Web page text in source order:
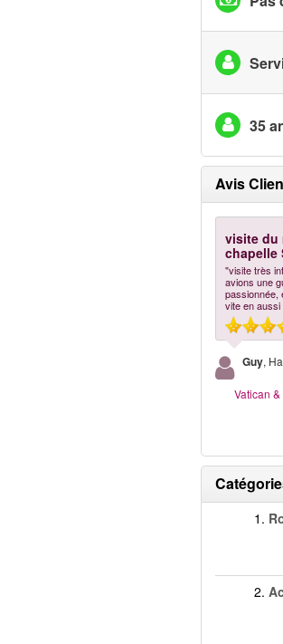
35
Avis
visite du
chapelle
"visite très
avions une
passionnée,
vite en
Guy,
Vatican
1.
2.